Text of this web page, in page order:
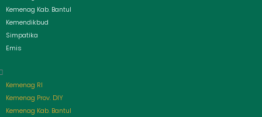
Kemenag Kab. Bantul
Kemendikbud
Simpatika
Emis
Kemenag RI
Kemenag Prov. DIY
Kemenag Kab. Bantul